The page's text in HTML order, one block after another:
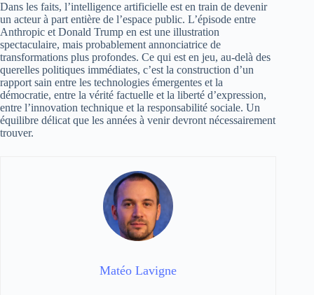
Dans les faits, l’intelligence artificielle est en train de devenir
un acteur à part entière de l’espace public. L’épisode entre
Anthropic et Donald Trump en est une illustration
spectaculaire, mais probablement annonciatrice de
transformations plus profondes. Ce qui est en jeu, au-delà des
querelles politiques immédiates, c’est la construction d’un
rapport sain entre les technologies émergentes et la
démocratie, entre la vérité factuelle et la liberté d’expression,
entre l’innovation technique et la responsabilité sociale. Un
équilibre délicat que les années à venir devront nécessairement
trouver.
Matéo Lavigne